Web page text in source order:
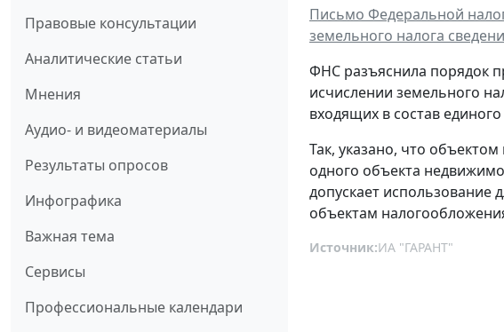
Правовые консультации
Аналитические статьи
Мнения
Аудио- и видеоматериалы
Результаты опросов
Инфографика
Важная тема
Сервисы
Профессиональные календари
Письмо Федеральной
земельного налога
ФНС разъяснила порядок
исчислении земельного
входящих в состав
Так, указано, что
одного объекта
допускает использование
объектам
Источник:ИА "ГАРАНТ"